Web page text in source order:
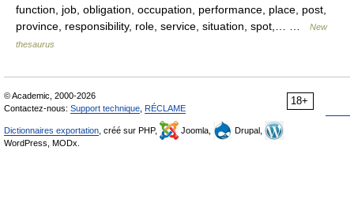
function, job, obligation, occupation, performance, place, post,
province, responsibility, role, service, situation, spot,… …
New
thesaurus
18+
© Academic, 2000-2026
Contactez-nous: Support technique RÉCLAME
Dictionnaires exportation , créé sur PHP, Joomla,
Drupal,
WordPress, MODx.